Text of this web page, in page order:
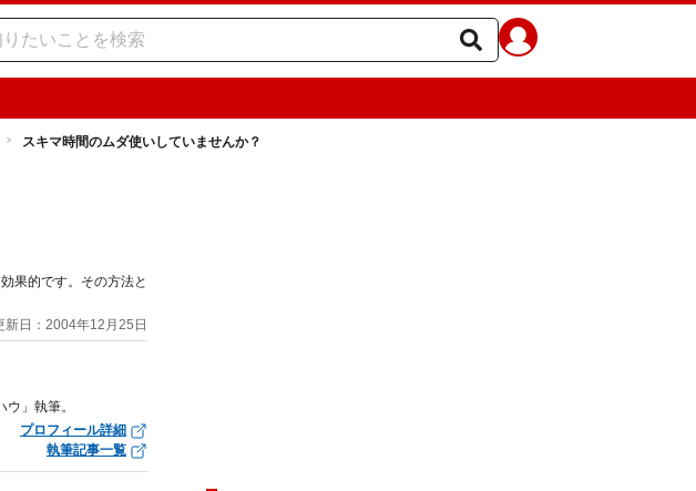
スキマ時間のムダ使いしていませんか？
果的です。その方法と
新日：2004年12月25日
」執筆。
プロフィール詳細
執筆記事一覧